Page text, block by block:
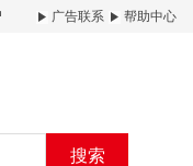
广告联系 帮助中心
搜索